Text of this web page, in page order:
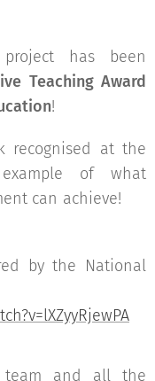
project has been
Teaching Award
! 🏆🇪🇺
recognised at the
of what
can achieve! 💪
by the National
team and all the